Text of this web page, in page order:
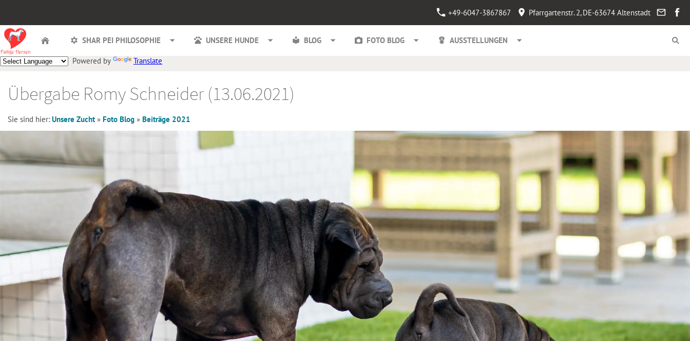
+49-6047-3867867 Pfarrgartenstr. 2, DE-63674 Altenstadt
SHAR PEI PHILOSOPHIE UNSERE HUNDE BLOG FOTO BLOG AUSSTELLUNGEN
Powered by Translate
Übergabe Romy Schneider (13.06.2021)
Sie sind hier: Unsere Zucht » Foto Blog » Beiträge 2021